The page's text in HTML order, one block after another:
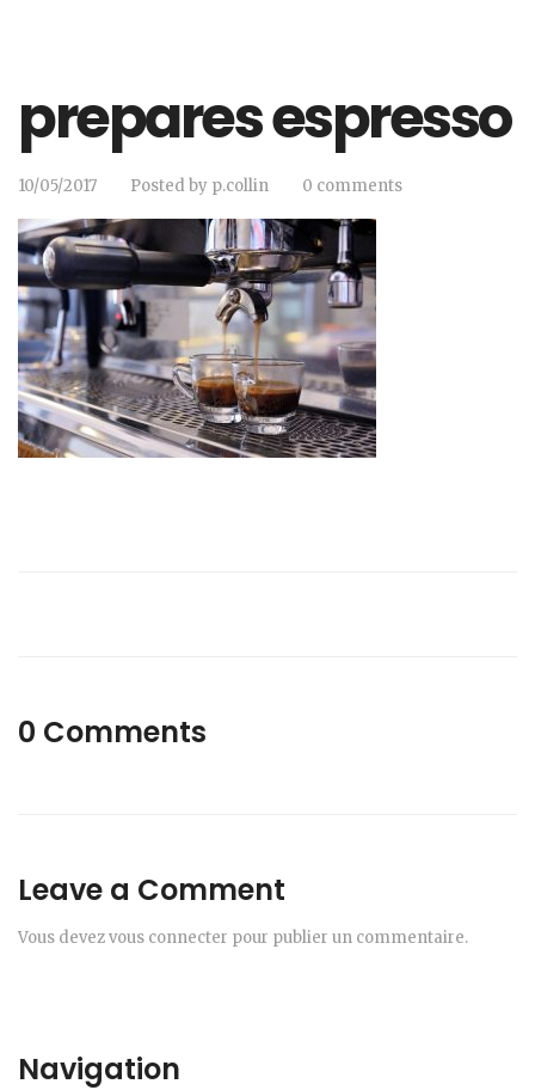
prepares espresso
10/05/2017 Posted by p.collin 0 comments
0 Comments
Leave a Comment
Vous devezvous connecter pour publier un commentaire.
Navigation